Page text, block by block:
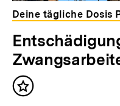
Deine tägliche Dosis
Inhalt